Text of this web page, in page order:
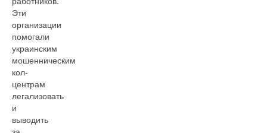
Эти
организации
помогали
украинским
мошенническим
кол-
центрам
легализовать
и
выводить